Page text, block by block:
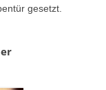
gesetzt.